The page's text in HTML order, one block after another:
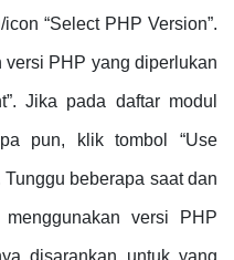
“Select PHP Version”.
PHP yang diperlukan
Jika pada daftar modul
pun, klik tombol “Use
Tunggu beberapa saat dan
versi PHP
disarankan untuk yang